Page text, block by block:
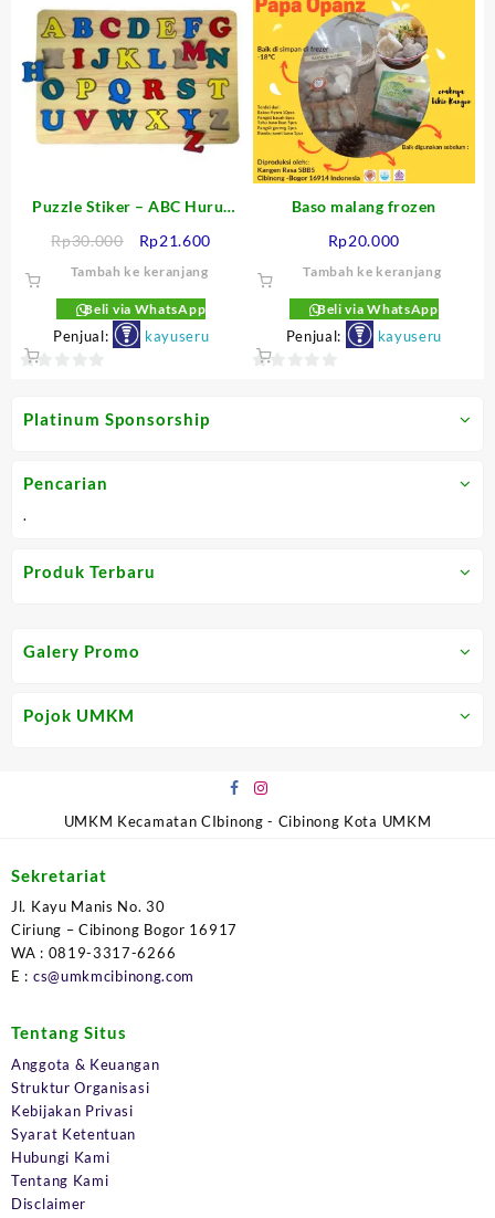
Platinum Sponsorship
Pencarian
.
Produk Terbaru
of
Puzzle Stiker – ABC Huruf
Rp30.000
Harga
aslinya
Rp30.000.
Rp21.600
Tambah ke keranjang
Beli via WhatsApp
Penjual: kayuseru
of
Baso malang frozen
Rp20.000
Tambah ke keranjang
Beli via WhatsApp
Penjual: kayuseru
Galery Promo
Pojok UMKM
UMKM Kecamatan CIbinong - Cibinong Kota UMKM
Sekretariat
Jl. Kayu Manis No. 30
Ciriung – Cibinong Bogor 16917
WA : 0819-3317-6266
E : cs@umkmcibinong.com
Tentang Situs
Anggota & Keuangan
Struktur Organisasi
Kebijakan Privasi
Syarat Ketentuan
Hubungi Kami
Tentang Kami
Disclaimer